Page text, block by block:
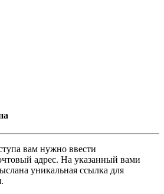
вам нужно ввести
адрес. На указанный вами
уникальная ссылка для